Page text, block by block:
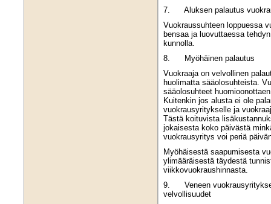
7. Aluksen palautus
Vuokraussuhteen loppuessa
bensaa ja luovuttaessa
kunnolla.
8. Myöhäinen palautus
Vuokraaja on velvollinen
huolimatta sääolosuhteista.
sääolosuhteet
Kuitenkin jos alusta ei ole
vuokrausyritykselle ja
Tästä koituvista
jokaisesta koko päivästä
vuokrausyritys voi periä
Myöhäisestä saapumisesta
ylimääräisestä täydestä
viikkovuokraushinnasta.
9. Veneen
velvollisuudet